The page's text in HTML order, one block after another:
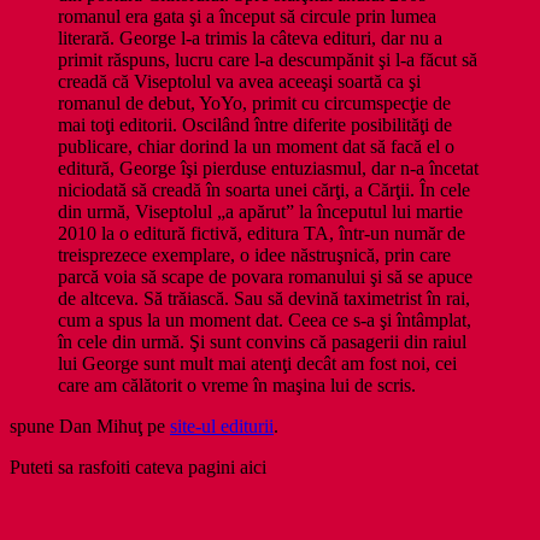
romanul era gata şi a început să circule prin lumea
literară. George l-a trimis la câteva edituri, dar nu a
primit răspuns, lucru care l-a descumpănit şi l-a făcut să
creadă că Viseptolul va avea aceeaşi soartă ca şi
romanul de debut, YoYo, primit cu circumspecţie de
mai toţi editorii. Oscilând între diferite posibilităţi de
publicare, chiar dorind la un moment dat să facă el o
editură, George îşi pierduse entuziasmul, dar n-a încetat
niciodată să creadă în soarta unei cărţi, a Cărţii. În cele
din urmă, Viseptolul „a apărut” la începutul lui martie
2010 la o editură fictivă, editura TA, într-un număr de
treisprezece exemplare, o idee năstruşnică, prin care
parcă voia să scape de povara romanului şi să se apuce
de altceva. Să trăiască. Sau să devină taximetrist în rai,
cum a spus la un moment dat. Ceea ce s-a şi întâmplat,
în cele din urmă. Şi sunt convins că pasagerii din raiul
lui George sunt mult mai atenţi decât am fost noi, cei
care am călătorit o vreme în maşina lui de scris.
spune Dan Mihuţ pe site-ul editurii.
Puteti sa rasfoiti cateva pagini aici